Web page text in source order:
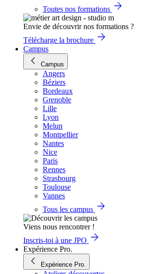
Toutes nos formations
Envie de découvrir nos formations ?
Télécharge la brochure
Campus
Campus
Angers
Béziers
Bordeaux
Grenoble
Lille
Lyon
Melun
Montpellier
Nantes
Nice
Paris
Rennes
Strasbourg
Toulouse
Vannes
Tous les campus
Viens nous rencontrer !
Inscris-toi à une JPO
Expérience Pro.
Expérience Pro.